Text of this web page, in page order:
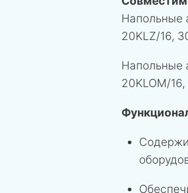
Напольные
20KLZ/16,
Напольные
20KLOM/